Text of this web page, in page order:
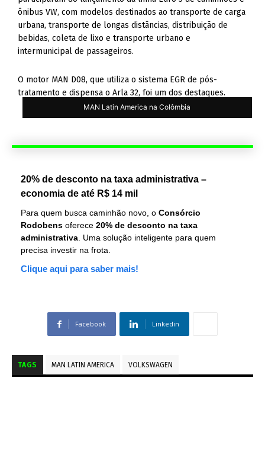
ônibus VW, com modelos destinados ao transporte de carga
urbana, transporte de longas distâncias, distribuição de
bebidas, coleta de lixo e transporte urbano e
intermunicipal de passageiros.
O motor MAN D08, que utiliza o sistema EGR de pós-
tratamento e dispensa o Arla 32, foi um dos destaques.
MAN Latin America na Colômbia
20% de desconto na taxa administrativa –
economia de até R$ 14 mil
Para quem busca caminhão novo, o Consórcio
Rodobens oferece 20% de desconto na taxa
administrativa . Uma solução inteligente para quem
precisa investir na frota.
Clique aqui para saber mais!
Facebook Linkedin
TAGS MAN LATIN AMERICA VOLKSWAGEN